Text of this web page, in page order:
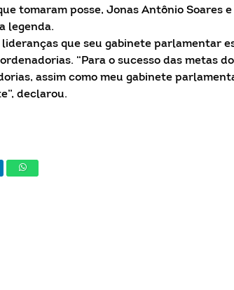
tomaram posse, Jonas Antônio Soares
legenda.
lideranças que seu gabinete parlamentar
“Para o sucesso das metas
assim como meu gabinete
declarou.